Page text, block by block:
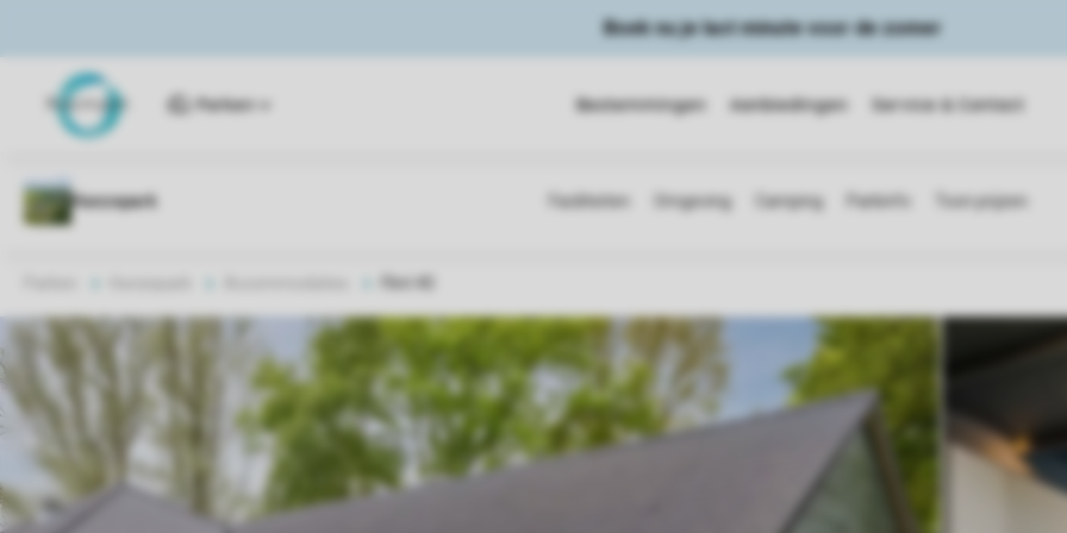
Boek nu je last minute voor de zomer
Parken Bestemmingen Aanbiedingen Service & Contact